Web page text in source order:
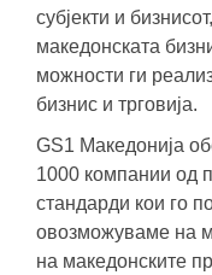
субјекти и
македонската
можности ги
бизнис и трговија.
GS1 Македонија
1000 компании од
стандарди кои го
овозможуваме на
на македонските